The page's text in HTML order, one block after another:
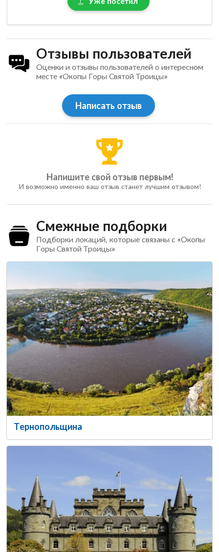
Отзывы пользователей
Оценки и отзывы пользователей о интересном
месте «Окопы Горы Святой Троицы»
Написать отзыв
Напишите свой отзыв первым!
И возможно именно ваш отзыв станет лучшим отзывом!
Смежные подборки
Подборки локаций, которые связаны с «Окопы
Горы Святой Троицы»
Тернопольщина